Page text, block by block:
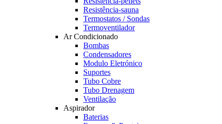
Resistência-sauna
Termostatos / Sondas
Termoventilador
Ar Condicionado
Bombas
Condensadores
Modulo Eletrónico
Suportes
Tubo Cobre
Tubo Drenagem
Ventilação
Aspirador
Baterias